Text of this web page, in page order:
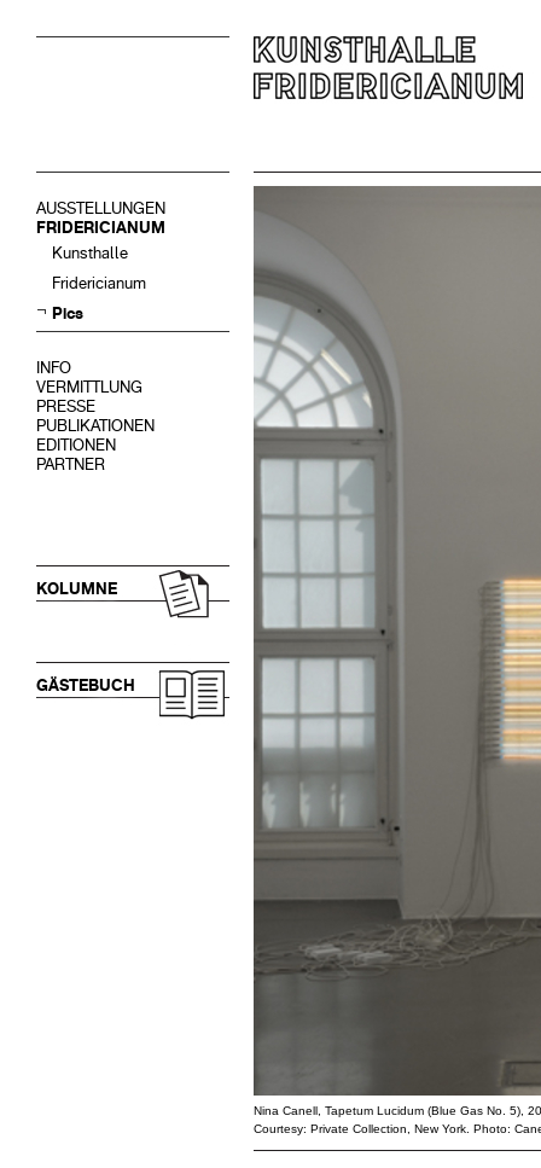
AUSSTELLUNGEN
FRIDERICIANUM
Kunsthalle
Fridericianum
Pics
INFO
VERMITTLUNG
PRESSE
PUBLIKATIONEN
EDITIONEN
PARTNER
KOLUMNE
GÄSTEBUCH
Nina Canell, Tapetum Lucidum (Blue Gas No. 5),
Courtesy: Private Collection, New York. Photo: